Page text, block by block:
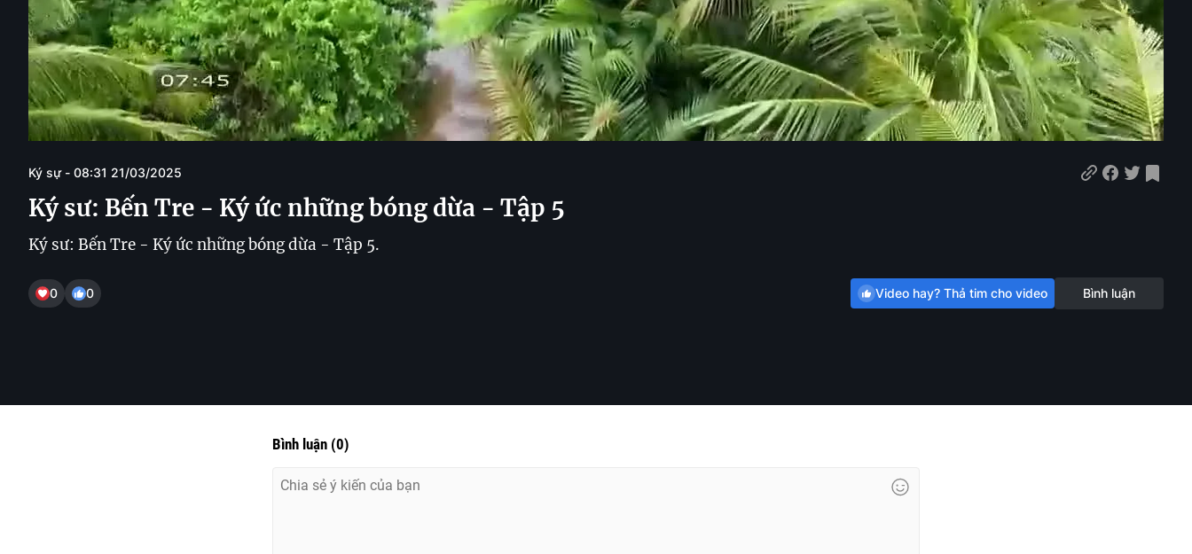
Ký sự - 08:31 21/03/2025
Ký sư: Bến Tre - Ký ức những bóng dừa - Tập 5
Ký sư: Bến Tre - Ký ức những bóng dừa - Tập 5.
0 0 Video hay? Thả tim cho video Bình luận
Bình luận (0)